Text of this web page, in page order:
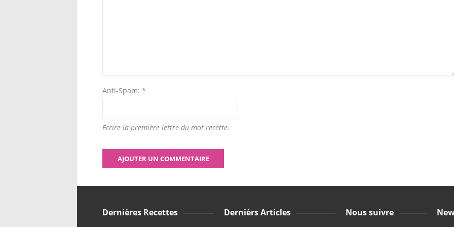
Anti-Spam: *
Ecrire la première lettre du mot recette.
Dernières Recettes Dernièrs Articles Nous suivre